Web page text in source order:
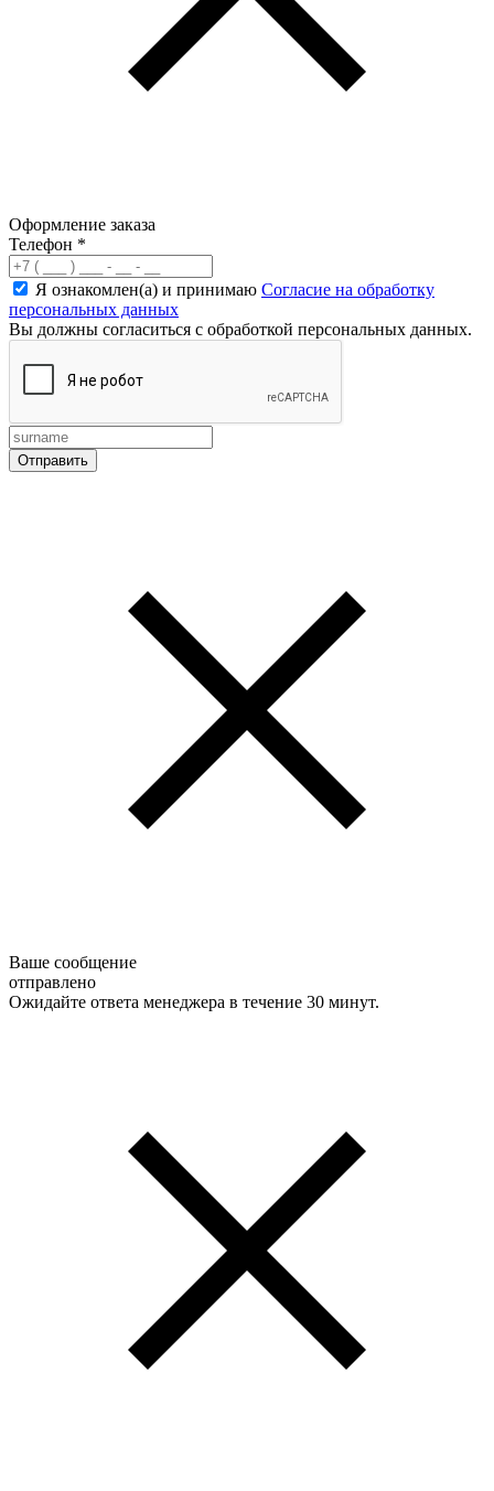
Оформление заказа
Телефон *
Я ознакомлен(а) и принимаю Согласие на обработку
персональных данных
Вы должны согласиться с обработкой персональных данных.
Ваше сообщение
отправлено
Ожидайте ответа менеджера в течение 30 минут.